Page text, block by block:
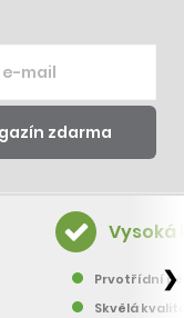
Vysoká
Prvotřídní
Skvělá
❯